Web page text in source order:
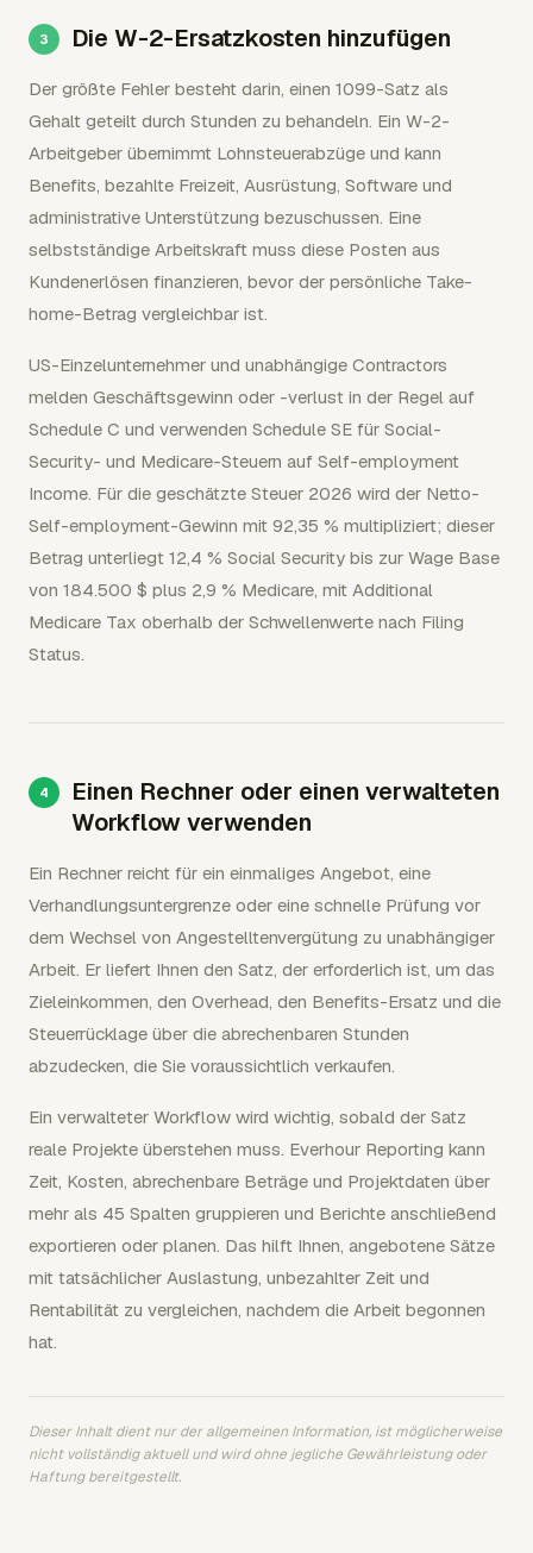
Die W-2-Ersatzkosten hinzufügen
Der größte Fehler besteht darin, einen 1099-Satz als
Gehalt geteilt durch Stunden zu behandeln. Ein W-2-
Arbeitgeber übernimmt Lohnsteuerabzüge und kann
Benefits, bezahlte Freizeit, Ausrüstung, Software und
administrative Unterstützung bezuschussen. Eine
selbstständige Arbeitskraft muss diese Posten aus
Kundenerlösen finanzieren, bevor der persönliche Take-
home-Betrag vergleichbar ist.
US-Einzelunternehmer und unabhängige Contractors
melden Geschäftsgewinn oder -verlust in der Regel auf
Schedule C und verwenden Schedule SE für Social-
Security- und Medicare-Steuern auf Self-employment
Income. Für die geschätzte Steuer 2026 wird der Netto-
Self-employment-Gewinn mit 92,35 % multipliziert; dieser
Betrag unterliegt 12,4 % Social Security bis zur Wage Base
von 184.500 $ plus 2,9 % Medicare, mit Additional
Medicare Tax oberhalb der Schwellenwerte nach Filing
Status.
Einen Rechner oder einen verwalteten
Workflow verwenden
Ein Rechner reicht für ein einmaliges Angebot, eine
Verhandlungsuntergrenze oder eine schnelle Prüfung vor
dem Wechsel von Angestelltenvergütung zu unabhängiger
Arbeit. Er liefert Ihnen den Satz, der erforderlich ist, um das
Zieleinkommen, den Overhead, den Benefits-Ersatz und die
Steuerrücklage über die abrechenbaren Stunden
abzudecken, die Sie voraussichtlich verkaufen.
Ein verwalteter Workflow wird wichtig, sobald der Satz
reale Projekte überstehen muss. Everhour Reporting kann
Zeit, Kosten, abrechenbare Beträge und Projektdaten über
mehr als 45 Spalten gruppieren und Berichte anschließend
exportieren oder planen. Das hilft Ihnen, angebotene Sätze
mit tatsächlicher Auslastung, unbezahlter Zeit und
Rentabilität zu vergleichen, nachdem die Arbeit begonnen
hat.
Dieser Inhalt dient nur der allgemeinen Information, ist möglicherweise
nicht vollständig aktuell und wird ohne jegliche Gewährleistung oder
Haftung bereitgestellt.